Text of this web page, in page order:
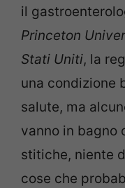
il
Princeton
Stati Uniti, la
una condizione
salute, ma
vanno in bagno
stitiche, niente
cose che